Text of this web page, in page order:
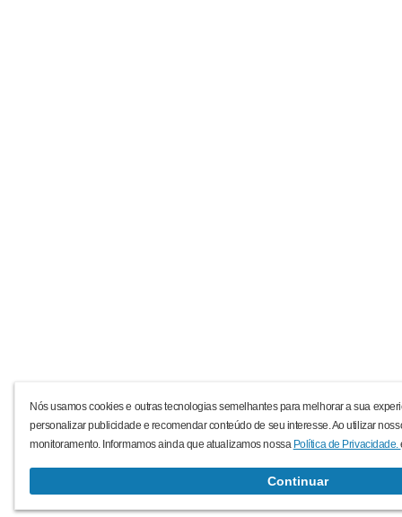
Nós usamos cookies e outras tecnologias semelhantes para melhorar a sua
personalizar publicidade e recomendar conteúdo de seu interesse. Ao utilizar
monitoramento. Informamos ainda que atualizamos nossa Política de Privacidade.
Continuar